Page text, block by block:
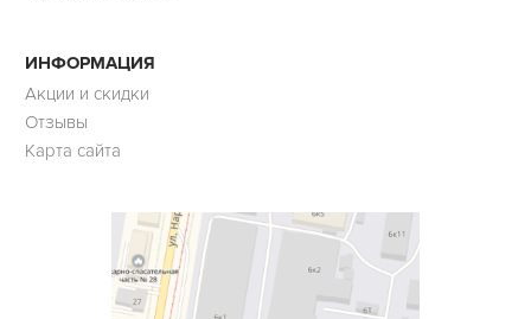
ИНФОРМАЦИЯ
Акции и скидки
Отзывы
Карта сайта